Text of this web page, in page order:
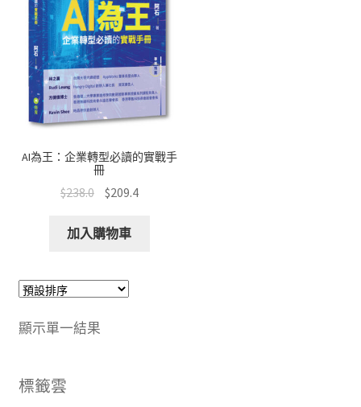
AI為王：企業轉型必讀的實戰手
冊
$238.0 $209.4
加入購物車
顯示單一結果
標籤雲